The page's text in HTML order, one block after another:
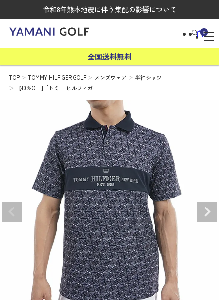
令和8年熊本地震に伴う集配の影響について
0
全国送料無料
TOP TOMMY HILFIGER GOLF メンズウェア
半袖シャツ
【40％OFF】[トミー ヒルフィガー…